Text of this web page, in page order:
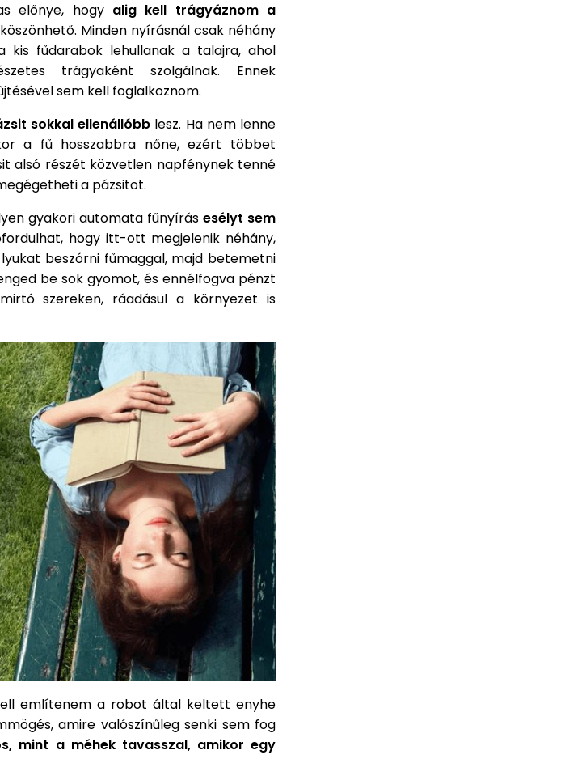
előnye, hogy alig kell trágyáznom a
Minden nyírásnál csak néhány
fűdarabok lehullanak a talajra, ahol
trágyaként szolgálnak. Ennek
sem kell foglalkoznom.
sokkal ellenállóbb lesz. Ha nem lenne
a fű hosszabbra nőne, ezért többet
alsó részét közvetlen napfénynek tenné
a pázsitot.
gyakori automata fűnyírás esélyt sem
hogy itt-ott megjelenik néhány,
beszórni fűmaggal, majd betemetni
be sok gyomot, és ennélfogva pénzt
szereken, ráadásul a környezet is
említenem a robot által keltett enyhe
amire valószínűleg senki sem fog
mint a méhek tavasszal, amikor egy